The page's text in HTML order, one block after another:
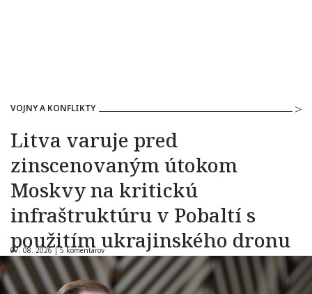
VOJNY A KONFLIKTY
Litva varuje pred
zinscenovaným útokom
Moskvy na kritickú
infraštruktúru v Pobaltí s
použitím ukrajinského dronu
07. 08. 2026 |5 komentárov